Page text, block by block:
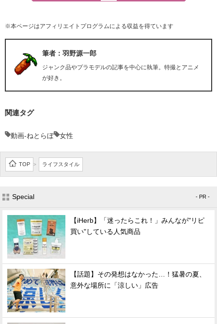
※本ページはアフィリエイトプログラムによる収益を得ています
筆者：羽野源一郎
ジャンク品やプラモデルの記事を中心に執筆。特撮とアニメ
が好き。
関連タグ
動画-ねとらぼ 女性
TOP > ライフスタイル
Special - PR -
【iHerb】「迷ったらこれ！」みんなが"リピ
買い"している人気商品
【話題】その発想はなかった…！猛暑の夏、
意外な場所に「涼しい」広告